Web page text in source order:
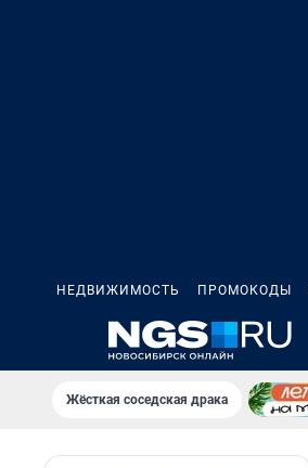
НЕДВИЖИМОСТЬ ПРОМОКОДЫ
Жёсткая соседская драка